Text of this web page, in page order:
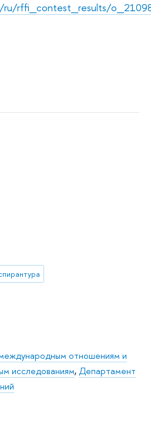
ru/rffi_contest_results/
отношениям и
исследованиям,Департамент